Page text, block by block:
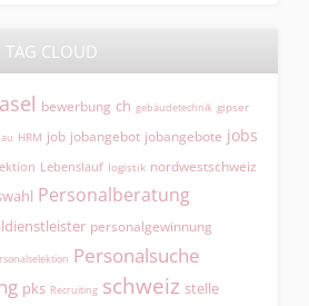
TAG CLOUD
bewerbung ch gebäudetechnik gipser
HRM job jobangebot jobangebote jobs
Lebenslauf logistik nordwestschweiz
Personalberatung
personalgewinnung
Personalsuche
pks Recruiting schweiz stelle